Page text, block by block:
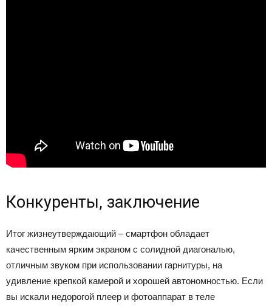
Конкуренты, заключение
Итог жизнеутверждающий – смартфон обладает
качественным ярким экраном с солидной диагональю,
отличным звуком при использовании гарнитуры, на
удивление крепкой камерой и хорошей автономностью. Если
вы искали недорогой плеер и фотоаппарат в теле